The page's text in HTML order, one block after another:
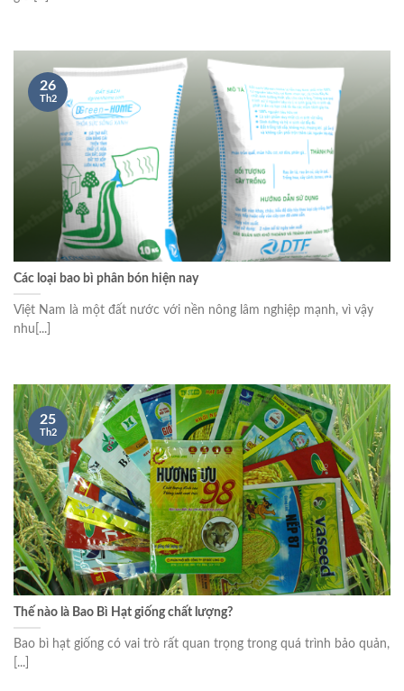
Các loại bao bì phân bón hiện nay
Việt Nam là một đất nước với nền nông lâm nghiệp mạnh, vì vậy
nhu[...]
26
Th2
Thế nào là Bao Bì Hạt giống chất lượng?
Bao bì hạt giống có vai trò rất quan trọng trong quá trình bảo quản,
[...]
25
Th2